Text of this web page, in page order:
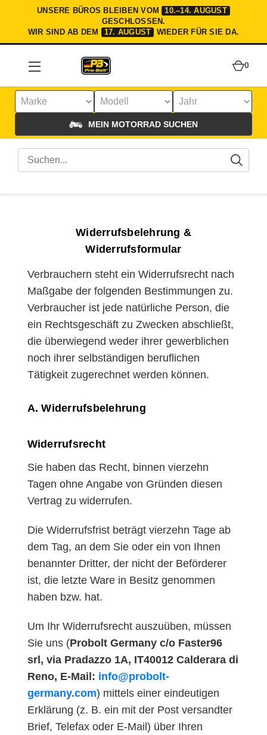
UNSERE BÜROS BLEIBEN VOM
10.–14. AUGUST
GESCHLOSSEN.
WIR SIND AB DEM
17. AUGUST WIEDER FÜR SIE DA.
0
MEIN MOTORRAD SUCHEN
Widerrufsbelehrung &
Widerrufsformular
Verbrauchern steht ein Widerrufsrecht nach
Maßgabe der folgenden Bestimmungen zu.
Verbraucher ist jede natürliche Person, die
ein Rechtsgeschäft zu Zwecken abschließt,
die überwiegend weder ihrer gewerblichen
noch ihrer selbständigen beruflichen
Tätigkeit zugerechnet werden können.
A. Widerrufsbelehrung
Widerrufsrecht
Sie haben das Recht, binnen vierzehn
Tagen ohne Angabe von Gründen diesen
Vertrag zu widerrufen.
Die Widerrufsfrist beträgt vierzehn Tage ab
dem Tag, an dem Sie oder ein von Ihnen
benannter Dritter, der nicht der Beförderer
ist, die letzte Ware in Besitz genommen
haben bzw. hat.
Um Ihr Widerrufsrecht auszuüben, müssen
Sie uns (Probolt Germany c/o Faster96
srl, via Pradazzo 1A, IT40012 Calderara di
Reno, E-Mail: info@probolt-
germany.com) mittels einer eindeutigen
Erklärung (z. B. ein mit der Post versandter
Brief, Telefax oder E-Mail) über Ihren